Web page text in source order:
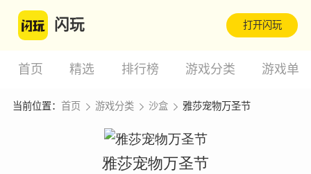
闪玩 打开闪玩
首页 精选 排行榜 游戏分类 游戏单
当前位置： 首页 游戏分类 沙盒 雅莎宠物万圣节
雅莎宠物万圣节